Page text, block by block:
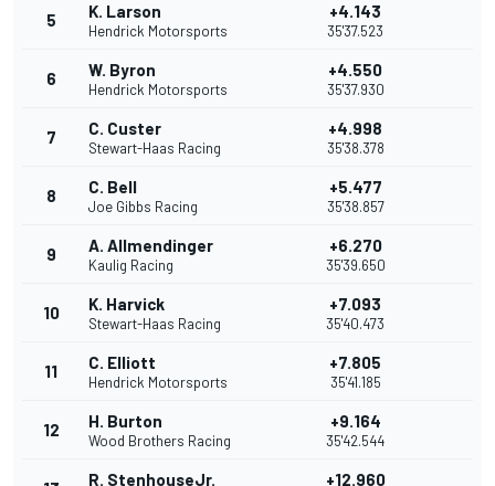
5 K. Larson
Hendrick Motorsports
+4.143
35'37.523
6 W. Byron
Hendrick Motorsports
+4.550
35'37.930
7 C. Custer
Stewart-Haas Racing
+4.998
35'38.378
8 C. Bell
Joe Gibbs Racing
+5.477
35'38.857
9 A. Allmendinger
Kaulig Racing
+6.270
35'39.650
10 K. Harvick
Stewart-Haas Racing
+7.093
35'40.473
11 C. Elliott
Hendrick Motorsports
+7.805
35'41.185
12 H. Burton
Wood Brothers Racing
+9.164
35'42.544
R. StenhouseJr. +12.960